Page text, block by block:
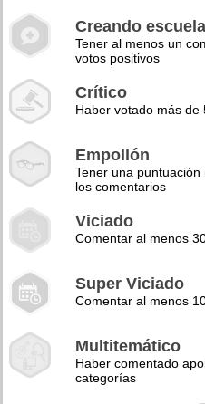
Creando escuela
Tener al menos un
votos positivos
Crítico
Haber votado más de
Empollón
Tener una
los comentarios
Viciado
Comentar al menos
Super Viciado
Comentar al menos
Multitemático
Haber comentado
categorías